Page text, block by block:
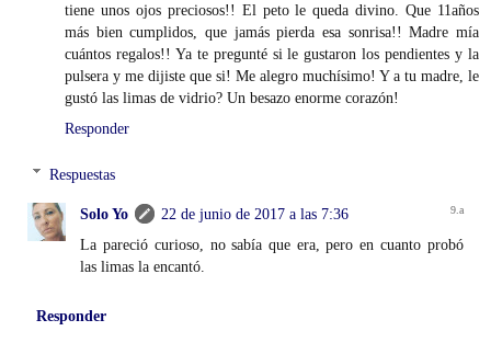
tiene unos ojos preciosos!! El peto le queda divino. Que 11años
más bien cumplidos, que jamás pierda esa sonrisa!! Madre mía
cuántos regalos!! Ya te pregunté si le gustaron los pendientes y la
pulsera y me dijiste que si! Me alegro muchísimo! Y a tu madre, le
gustó las limas de vidrio? Un besazo enorme corazón!
Responder
Respuestas
Solo Yo
22 de junio de 2017 a las 7:36
La pareció curioso, no sabía que era, pero en cuanto probó
las limas la encantó.
Responder